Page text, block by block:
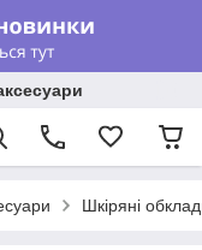
Шкіряні